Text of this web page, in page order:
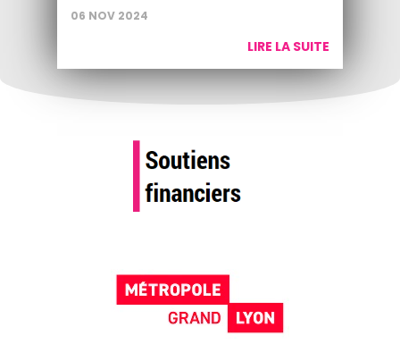
06 NOV 2024
LIRE LA SUITE